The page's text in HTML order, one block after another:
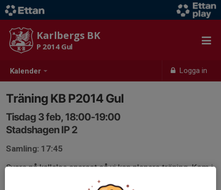
Kalender Logga in
Karlbergs BK
P 2014 Gul
Träning KB P2014 Gul
Tisdag 3 feb, 18:00-19:00
Stadshagen IP 2
Samling: 17:45
Svara på kallelse snarast så vi kan planera träning. Kom i
tid med rätt utrustning, inkl boll. Uppvärmning sker innan